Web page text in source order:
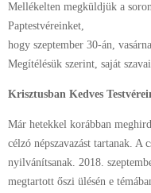
Mellékelten megküldjük a
Paptestvéreinket,
hogy szeptember 30-án,
Megítélésük szerint, saját
Krisztusban Kedves
Már hetekkel korábban
célzó népszavazást tartanak. A
nyilvánítsanak. 2018.
megtartott őszi ülésén e